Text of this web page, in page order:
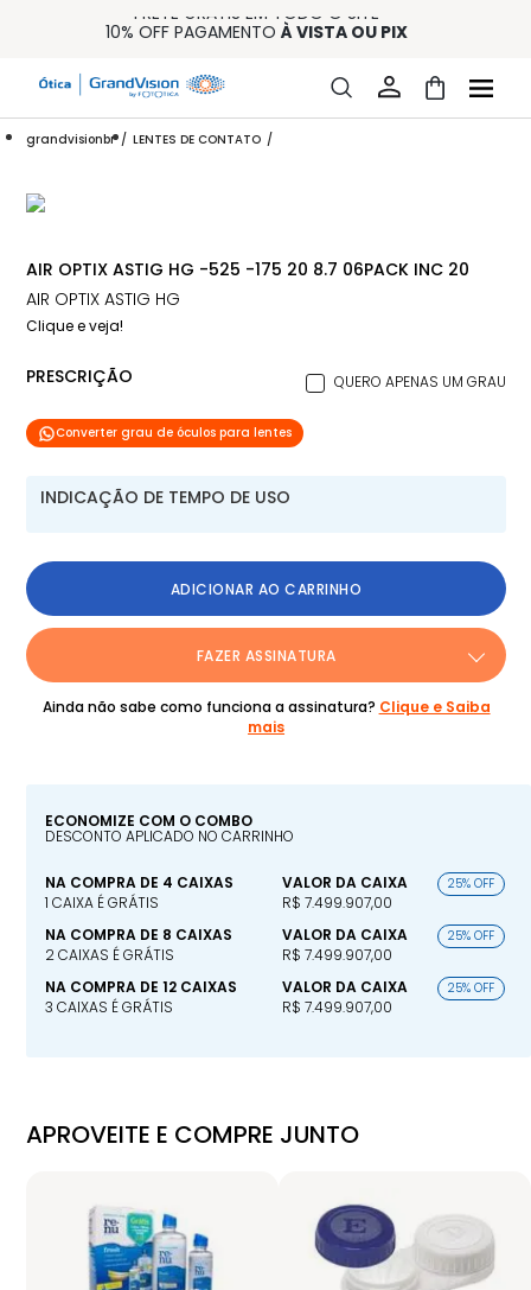
FRETE GRÁTIS EM TODO O SITE
10% OFF PAGAMENTO À VISTA OU PIX
15% OFF NA PRIMEIRA COMPRA (CONSULTE REGULAMENTO)
32% OFF NO COMBO - CONS. REG.
grandvisionbr LENTES DE CONTATO
AIR OPTIX ASTIG HG -525 -175 20 8.7 06PACK INC 20
AIR OPTIX ASTIG HG
Clique e veja!
PRESCRIÇÃO QUERO APENAS UM GRAU
Converter grau de óculos para lentes
INDICAÇÃO DE TEMPO DE USO
ADICIONAR AO CARRINHO
FAZER ASSINATURA
Ainda não sabe como funciona a assinatura? Clique e Saiba
mais
ECONOMIZE COM O COMBO
DESCONTO APLICADO NO CARRINHO
NA COMPRA DE 4 CAIXAS
1 CAIXA É GRÁTIS
VALOR DA CAIXA
R$ 7.499.907,00
25% OFF
NA COMPRA DE 8 CAIXAS
2 CAIXAS É GRÁTIS
VALOR DA CAIXA
R$ 7.499.907,00
25% OFF
NA COMPRA DE 12 CAIXAS
3 CAIXAS É GRÁTIS
VALOR DA CAIXA
R$ 7.499.907,00
25% OFF
APROVEITE E COMPRE JUNTO